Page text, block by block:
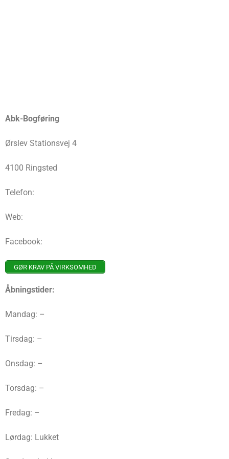
Abk-Bogføring
Ørslev Stationsvej 4
4100 Ringsted
Telefon:
Web:
Facebook:
GØR KRAV PÅ VIRKSOMHED
Åbningstider:
Mandag: –
Tirsdag: –
Onsdag: –
Torsdag: –
Fredag: –
Lørdag: Lukket